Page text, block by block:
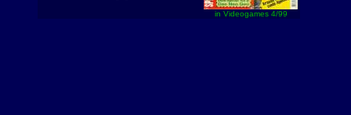
in Videogames 4/99